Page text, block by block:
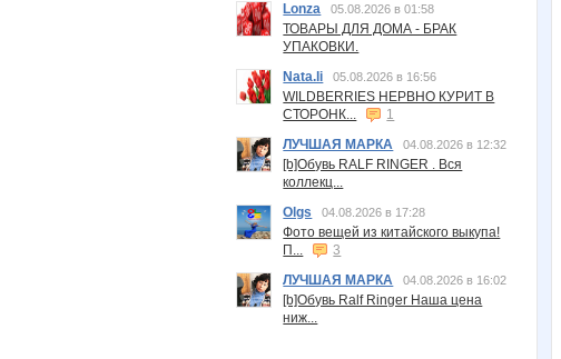
Lonza 05.08.2026 в 01:58
ТОВАРЫ ДЛЯ ДОМА - БРАК
УПАКОВКИ.
Nata.li
05.08.2026 в 16:56
WILDBERRIES НЕРВНО КУРИТ В
СТОРОНК...
1
ЛУЧШАЯ МАРКА
04.08.2026 в 12:32
[b]Обувь RALF RINGER . Вся
коллекц...
Olgs
04.08.2026 в 17:28
Фото вещей из китайского выкупа!
П...
3
ЛУЧШАЯ МАРКА
04.08.2026 в 16:02
[b]Обувь Ralf Ringer Наша цена
ниж...